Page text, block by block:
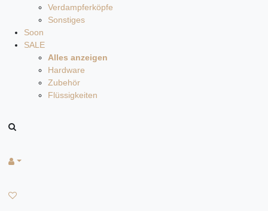
Verdampferköpfe
Sonstiges
Soon
SALE
Alles anzeigen
Hardware
Zubehör
Flüssigkeiten